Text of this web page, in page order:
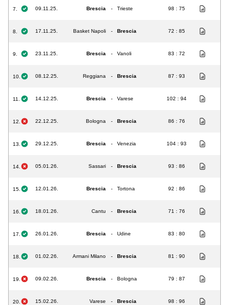
7. 09.11.25. Brescia - Trieste 98 : 75
8. 17.11.25. Basket Napoli - Brescia 72 : 85
9. 23.11.25. Brescia - Vanoli 83 : 72
10. 08.12.25. Reggiana - Brescia 87 : 93
11. 14.12.25. Brescia - Varese 102 : 94
12. 22.12.25. Bologna - Brescia 86 : 76
13. 29.12.25. Brescia - Venezia 104 : 93
14. 05.01.26. Sassari - Brescia 93 : 86
15. 12.01.26. Brescia - Tortona 92 : 86
16. 18.01.26. Cantu - Brescia 71 : 76
17. 26.01.26. Brescia - Udine 83 : 80
18. 01.02.26. Armani Milano - Brescia 81 : 90
19. 09.02.26. Brescia - Bologna 79 : 87
20. 15.02.26. Varese - Brescia 98 : 96